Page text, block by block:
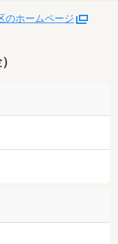
のホームページ